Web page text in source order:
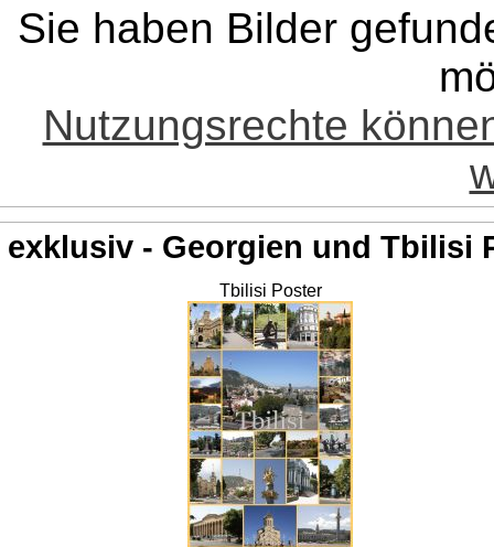
Sie haben Bilder
Nutzungsrechte
exklusiv - Georgien und Tbilisi
Tbilisi Poster